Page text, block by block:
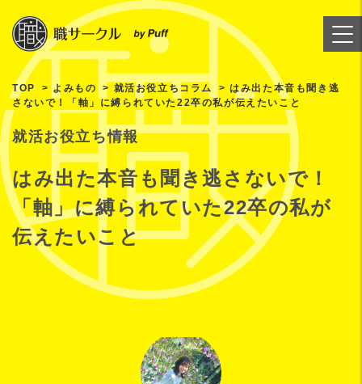
TOP よみもの 就活お役立ちコラム
はみ出た本音も聞き逃
さないで！「軸」に縛られていた22卒の私が伝えたいこと
就活お役立ち情報
はみ出た本音も聞き逃さないで！
「軸」に縛られていた22卒の私が
伝えたいこと